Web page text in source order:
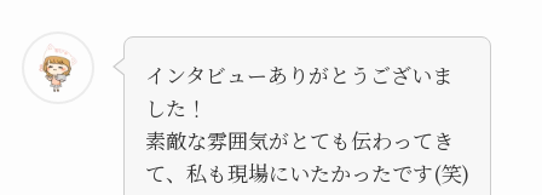
インタビューありがとうございま
した！
素敵な雰囲気がとても伝わってき
て、私も現場にいたかったです(笑)